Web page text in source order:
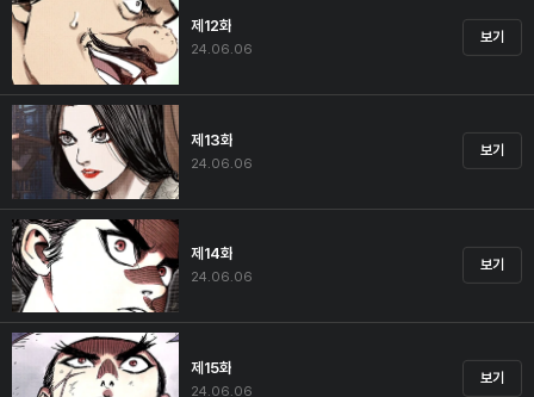
제12화
24.06.06
보기
제13화
24.06.06
보기
제14화
24.06.06
보기
제15화
24.06.06
보기